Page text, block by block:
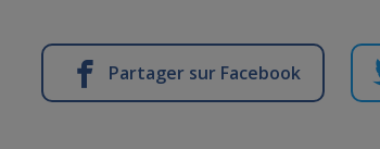
Partager sur Facebook